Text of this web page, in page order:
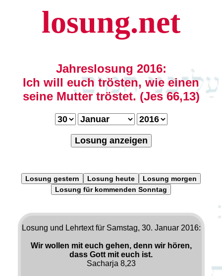
losung.net
Jahreslosung 2016:
Ich will euch trösten, wie einen
seine Mutter tröstet. (Jes 66,13)
Losung anzeigen
Losung gestern Losung heute
Losung morgen
Losung für kommenden Sonntag
Losung und Lehrtext für Samstag, 30. Januar 2016:
Wir wollen mit euch gehen, denn wir hören,
dass Gott mit euch ist.
Sacharja 8,23